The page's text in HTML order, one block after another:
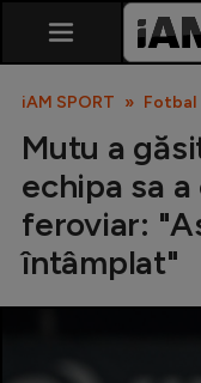
iAM SPORT Fotbal
Mutu a
echipa sa
feroviar:
întâmplat"